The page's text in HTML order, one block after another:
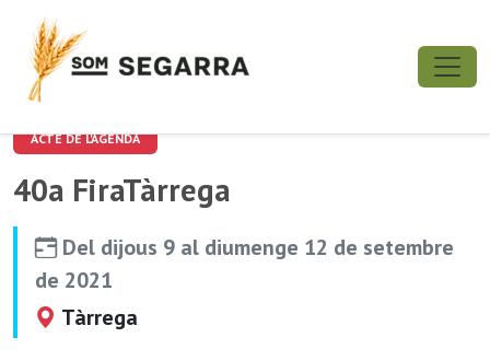
ACTE DE L'AGENDA
40a FiraTàrrega
Del dijous 9 al diumenge 12 de setembre
de 2021
Tàrrega